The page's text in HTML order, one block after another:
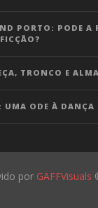
PORTO: PODE A
TRONCO E
UMA ODE À DANÇA
por GAFFVisuals